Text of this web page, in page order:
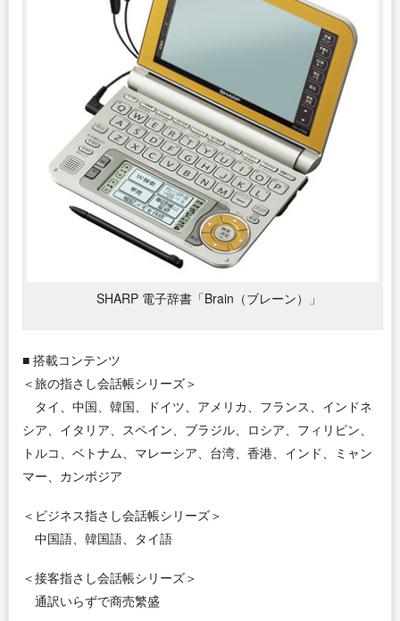
SHARP 電子辞書「Brain（ブレーン）」
■ 搭載コンテンツ
＜旅の指さし会話帳シリーズ＞
タイ、中国、韓国、ドイツ、アメリカ、フランス、インドネ
シア、イタリア、スペイン、ブラジル、ロシア、フィリピン、
トルコ、ベトナム、マレーシア、台湾、香港、インド、ミャン
マー、カンボジア
＜ビジネス指さし会話帳シリーズ＞
中国語、韓国語、タイ語
＜接客指さし会話帳シリーズ＞
通訳いらずで商売繁盛